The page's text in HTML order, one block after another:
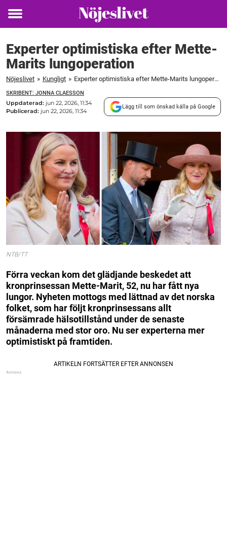
Toggle
Experter optimistiska efter Mette-
Marits lungoperation
Nöjeslivet » Kungligt » Experter optimistiska efter Mette-Marits lungoperation
SKRIBENT: JONNA CLAESSON
Uppdaterad: jun 22, 2026, 11:34
Publicerad: jun 22, 2026, 11:34
Lägg till som önskad källa på Google
NTB/TT
Förra veckan kom det glädjande beskedet att
kronprinsessan Mette-Marit, 52, nu har fått nya
lungor. Nyheten mottogs med lättnad av det norska
folket, som har följt kronprinsessans allt
försämrade hälsotillstånd under de senaste
månaderna med stor oro. Nu ser experterna mer
optimistiskt på framtiden.